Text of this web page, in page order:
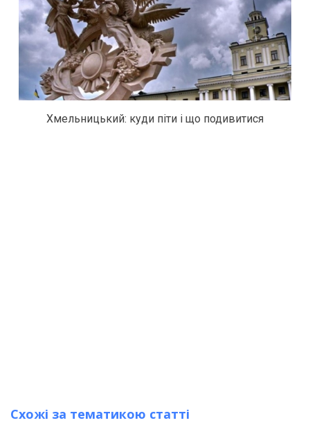
Хмельницький: куди піти і що подивитися
Схожі за тематикою статті